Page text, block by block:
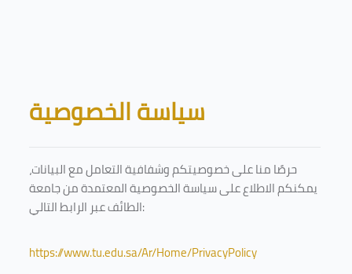
Blocks
سياسة الخصوصية
حرصًا منا على خصوصيتكم وشفافية التعامل مع البيانات،
يمكنكم الاطلاع على سياسة الخصوصية المعتمدة من جامعة
الطائف عبر الرابط التالي:
https://www.tu.edu.sa/Ar/Home/PrivacyPolicy